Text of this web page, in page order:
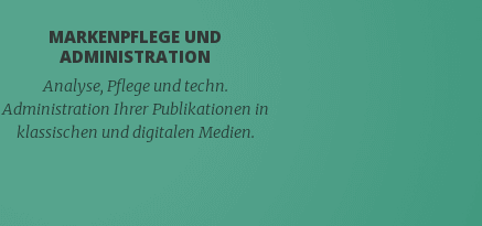
MARKENPFLEGE UND
ADMINISTRATION
Analyse, Pflege und techn.
Administration Ihrer Publikationen in
klassischen und digitalen Medien.